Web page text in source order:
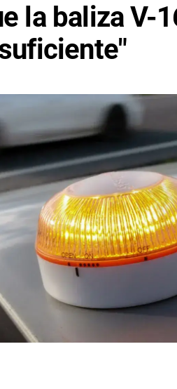
la baliza V-